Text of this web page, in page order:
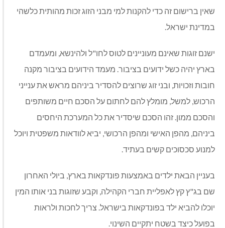
שאין ברישום זה כדי להקנות למי מבני הזוג זכות מהותית כלשהי
במדינת ישראל.
ישנם זוגות שאינם מעוניינים לטוס לחו"ל ולהינשא, ומעמדם
בארץ יהיה כשל ידועים בציבור. מעמד הידועים בציבור מקנה
חובות וזכויות, ובני זוג שרוצים להסדיר ביניהם מראש את ענייני
הרכוש, למשל, מומלץ להם לחתום על הסכם חיים משותפים
והסכם ממון. זהו הסכם שיסדיר את כל המערכת היחסים
ביניהם, מהפן האישי ומהפן הרכושי, יביא לוודאות משפטית ויוכל
למנוע סכסוכים קשים בעתיד.
בעניין הבאת ילדים באמצעות פונדקאות בארץ, ביולי האחרון
שם בג"ץ קץ לאפליית חברי הקהילה, וקבע שזוגות בני אותו המין
יוכלו להביא ילד בפונדקאות בישראל. צריך לחכות ולראות
בפועל כיצד בשטח יתקיים השינוי.